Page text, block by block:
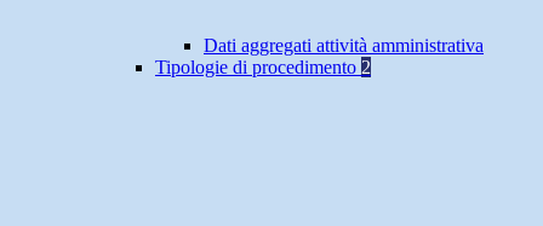
Dati aggregati attività amministrativa
Tipologie di procedimento 2